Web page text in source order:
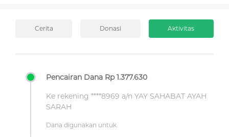
Cerita Donasi Aktivitas
Pencairan Dana Rp 1.377.630
Ke rekening ****8969 a/n YAY SAHABAT AYAH
SARAH
Dana digunakan untuk